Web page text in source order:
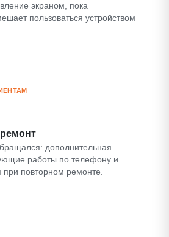
экраном, пока
пользоваться устройством
дополнительная
работы по телефону и
при повторном ремонте.